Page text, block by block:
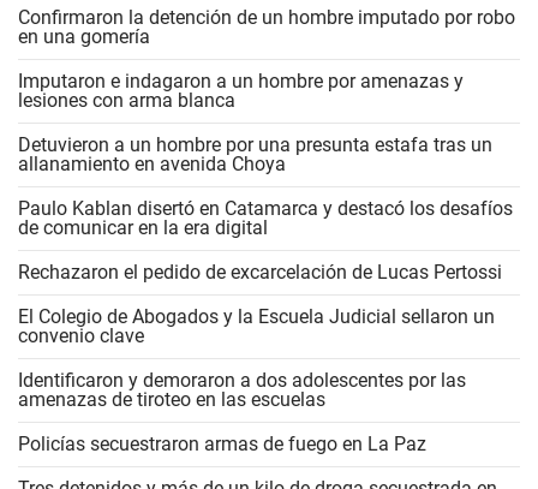
Confirmaron la detención de un hombre imputado por robo
en una gomería
Imputaron e indagaron a un hombre por amenazas y
lesiones con arma blanca
Detuvieron a un hombre por una presunta estafa tras un
allanamiento en avenida Choya
Paulo Kablan disertó en Catamarca y destacó los desafíos
de comunicar en la era digital
Rechazaron el pedido de excarcelación de Lucas Pertossi
El Colegio de Abogados y la Escuela Judicial sellaron un
convenio clave
Identificaron y demoraron a dos adolescentes por las
amenazas de tiroteo en las escuelas
Policías secuestraron armas de fuego en La Paz